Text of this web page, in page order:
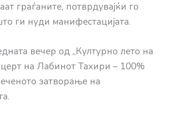
граѓаните, потврдувајќи го
ги нуди манифестацијата.
вечер од „Културно лето на
на Лабинот Тахири – 100%
затворање на